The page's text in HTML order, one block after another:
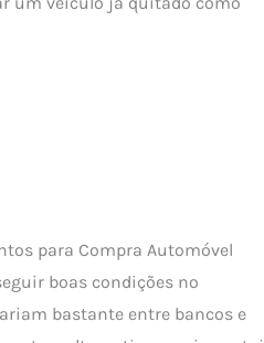
para Compra Automóvel
boas condições no
bastante entre bancos e